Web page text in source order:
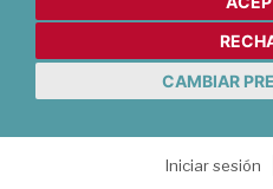
CAMBIAR
Iniciar sesión